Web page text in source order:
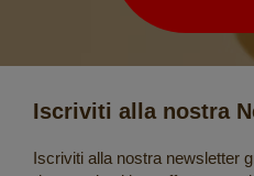
Iscriviti alla nostra
Iscriviti alla nostra newsletter